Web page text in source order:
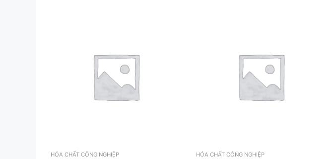
HÓA CHẤT CÔNG NGHIỆP HÓA CHẤT CÔNG NGHIỆP